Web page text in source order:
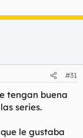
#31
tengan buena
series.
le gustaba